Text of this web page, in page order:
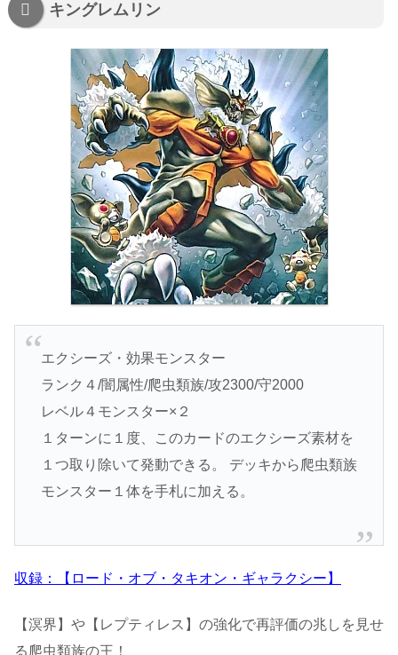
キングレムリン
エクシーズ・効果モンスター
ランク４/闇属性/爬虫類族/攻2300/守2000
レベル４モンスター×２
１ターンに１度、このカードのエクシーズ素材を
１つ取り除いて発動できる。 デッキから爬虫類族
モンスター１体を手札に加える。
収録：【ロード・オブ・タキオン・ギャラクシー】
【溟界】や【レプティレス】の強化で再評価の兆しを見せ
る爬虫類族の王！